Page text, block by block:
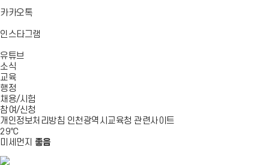
가
카카오톡바
가
인스타그램
유튜브
소식
교육
행정
채용/시험
참여/신청
개인정보처리방침 인천광역시교육청 관련사이트
29℃
미세먼지 좋음